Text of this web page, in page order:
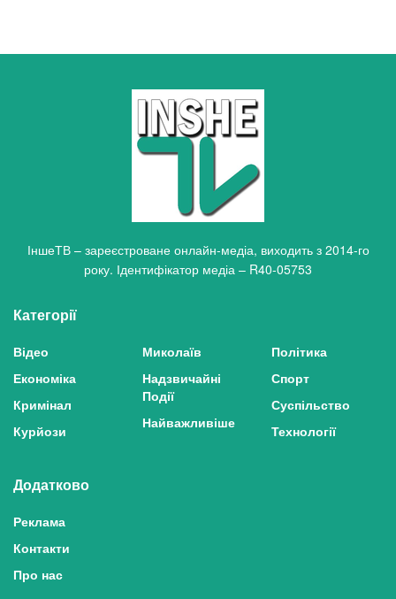
ІншеТВ – зареєстроване онлайн-медіа, виходить з 2014-го
року. Ідентифікатор медіа – R40-05753
Категорії
Відео
Економіка
Кримінал
Курйози
Миколаїв
Надзвичайні
Події
Найважливіше
Політика
Спорт
Суспільство
Технології
Додатково
Реклама
Контакти
Про нас